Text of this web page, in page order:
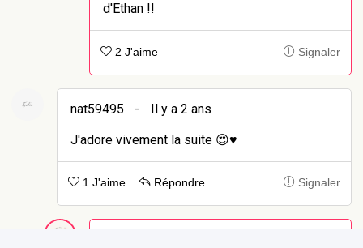
d'Ethan !!
2 J'aime Signaler
nat59495 -
Il y a 2 ans
J'adore vivement la suite 😍♥️
1 J'aime Répondre Signaler